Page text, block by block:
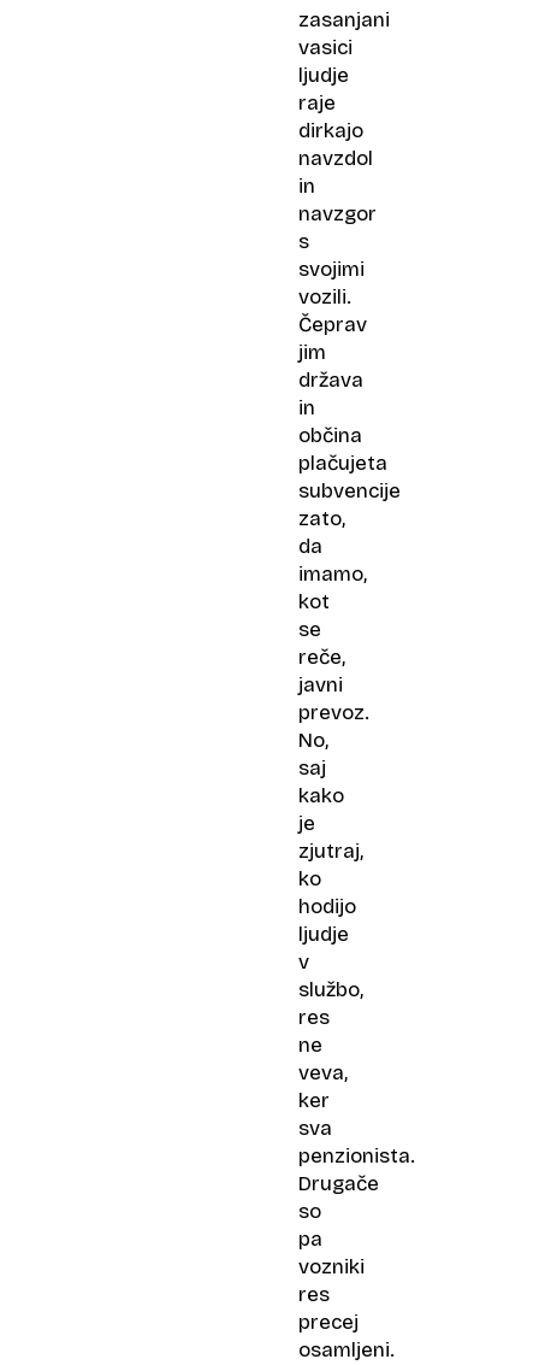
zasanjani
vasici
ljudje
raje
dirkajo
navzdol
in
navzgor
s
svojimi
vozili.
Čeprav
jim
država
in
občina
plačujeta
subvencije
zato,
da
imamo,
kot
se
reče,
javni
prevoz.
No,
saj
kako
je
zjutraj,
ko
hodijo
ljudje
v
službo,
res
ne
veva,
ker
sva
penzionista.
Drugače
so
pa
vozniki
res
precej
osamljeni.